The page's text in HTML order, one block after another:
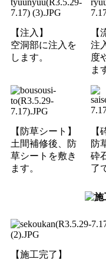
【注入 】
空洞部に注入を
します。
【
注
度
ま
【防草シート】
土間補修後、防
草シートを敷き
ます。
【
防
砕
了
【施工完了】